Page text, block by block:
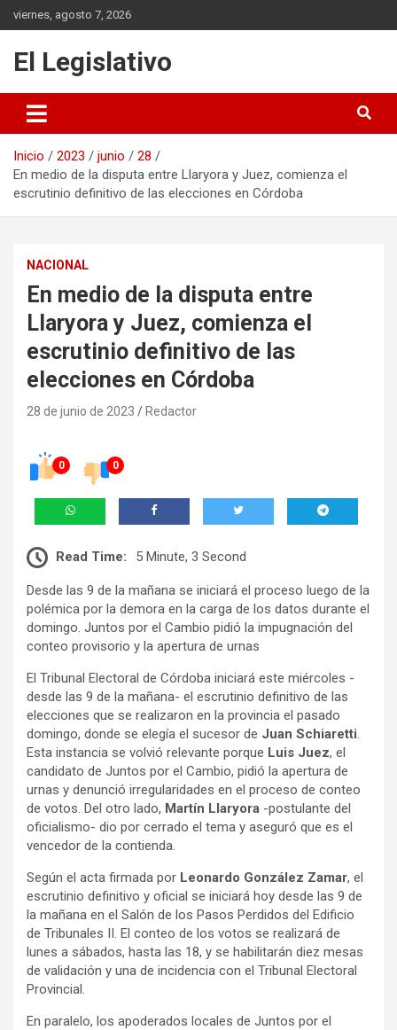
Saltar
al
viernes, agosto 7, 2026
El Legislativo
Inicio 2023 junio
28
En medio de la disputa entre Llaryora y Juez, comienza el
escrutinio definitivo de las elecciones en Córdoba
NACIONAL
En medio de la disputa entre
Llaryora y Juez, comienza el
escrutinio definitivo de las
elecciones en Córdoba
28 de junio de 2023 Redactor
0 0
Read Time: 5 Minute, 3 Second
Desde las 9 de la mañana se iniciará el proceso luego de la
polémica por la demora en la carga de los datos durante el
domingo. Juntos por el Cambio pidió la impugnación del
conteo provisorio y la apertura de urnas
El Tribunal Electoral de Córdoba iniciará este miércoles -
desde las 9 de la mañana- el escrutinio definitivo de las
elecciones que se realizaron en la provincia el pasado
domingo, donde se elegía el sucesor de Juan Schiaretti.
Esta instancia se volvió relevante porque Luis Juez, el
candidato de Juntos por el Cambio, pidió la apertura de
urnas y denunció irregularidades en el proceso de conteo
de votos. Del otro lado, Martín Llaryora -postulante del
oficialismo- dio por cerrado el tema y aseguró que es el
vencedor de la contienda.
Según el acta firmada por Leonardo González Zamar, el
escrutinio definitivo y oficial se iniciará hoy desde las 9 de
la mañana en el Salón de los Pasos Perdidos del Edificio
de Tribunales II. El conteo de los votos se realizará de
lunes a sábados, hasta las 18, y se habilitarán diez mesas
de validación y una de incidencia con el Tribunal Electoral
Provincial.
En paralelo, los apoderados locales de Juntos por el